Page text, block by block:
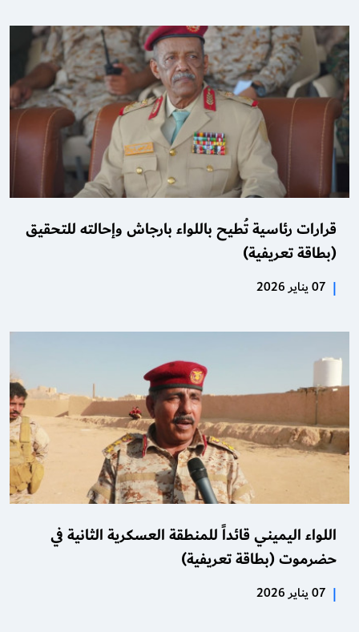
قرارات رئاسية تُطيح باللواء بارجاش وإحالته للتحقيق
(بطاقة تعريفية)
| 07 يناير 2026
اللواء اليميني قائداً للمنطقة العسكرية الثانية في
حضرموت (بطاقة تعريفية)
| 07 يناير 2026